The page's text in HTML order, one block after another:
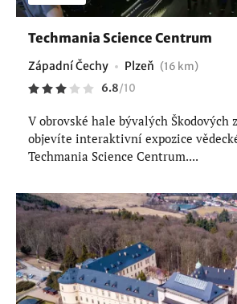
Techmania Science Centrum
Západní Čechy Plzeň (16 km)
6.8/10
V obrovské hale bývalých Škodových
objevíte interaktivní expozice
Techmania Science Centrum....